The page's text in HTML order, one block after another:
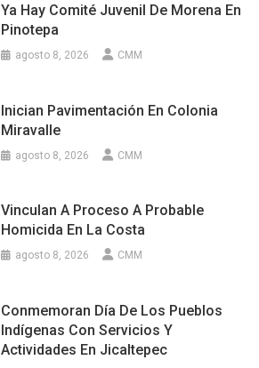
Ya Hay Comité Juvenil De Morena En
Pinotepa
agosto 8, 2026 CMM
Inician Pavimentación En Colonia
Miravalle
agosto 8, 2026 CMM
Vinculan A Proceso A Probable
Homicida En La Costa
agosto 8, 2026 CMM
Conmemoran Día De Los Pueblos
Indígenas Con Servicios Y
Actividades En Jicaltepec